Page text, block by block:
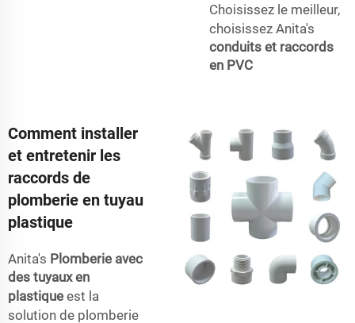
Choisissez le meilleur,
choisissez Anita's
conduits et raccords
en PVC
Comment installer
et entretenir les
raccords de
plomberie en tuyau
plastique
Anita's Plomberie avec
des tuyaux en
plastique est la
solution de plomberie